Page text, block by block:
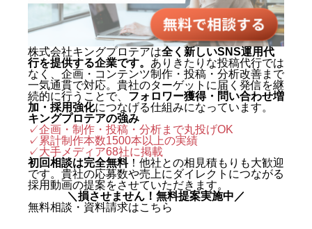
株式会社キングプロテアは全く新しいSNS運用代
行を提供する企業です。 ありきたりな投稿代行では
なく、企画・コンテンツ制作・投稿・分析改善まで
一気通貫で対応。貴社のターゲットに届く発信を継
続的に行うことで、 フォロワー獲得・問い合わせ増
加・採用強化につなげる仕組みになっています。
キングプロテアの強み
✓企画・制作・投稿・分析まで丸投げOK
✓累計制作本数1500本以上の実績
✓大手メディア68社に掲載
初回相談は完全無料！他社との相見積もりも大歓迎
です。貴社の応募数や売上にダイレクトにつながる
採用動画の提案をさせていただきます。
＼損させません！無料提案実施中／
無料相談・資料請求はこちら